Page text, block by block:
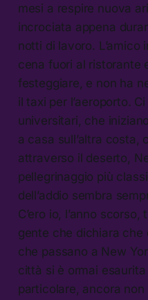
mesi a respire nuova
incrociata appena
notti di lavoro. L’amico
cena fuori al ristorante
festeggiare, e non ha
il taxi per l’aeroporto.
universitari, che
a casa sull’altra costa,
attraverso il deserto,
pellegrinaggio più
dell’addio sembra
C’ero io, l’anno
gente che dichiara che
che passano a New
città si è ormai
particolare, ancora non